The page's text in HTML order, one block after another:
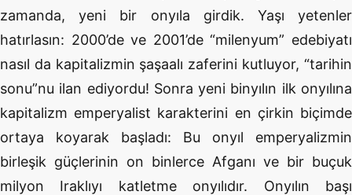
zamanda, yeni bir onyıla girdik. Yaşı yetenler
hatırlasın: 2000’de ve 2001’de “milenyum” edebiyatı
nasıl da kapitalizmin şaşaalı zaferini kutluyor, “tarihin
sonu”nu ilan ediyordu! Sonra yeni binyılın ilk onyılına
kapitalizm emperyalist karakterini en çirkin biçimde
ortaya koyarak başladı: Bu onyıl emperyalizmin
birleşik güçlerinin on binlerce Afganı ve bir buçuk
milyon Iraklıyı katletme onyılıdır. Onyılın başı